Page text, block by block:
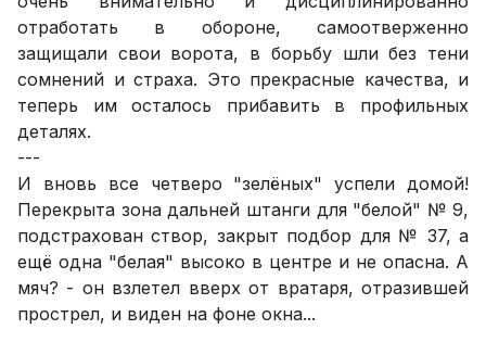
отработать в обороне, самоотверженно
защищали свои ворота, в борьбу шли без тени
сомнений и страха. Это прекрасные качества, и
теперь им осталось прибавить в профильных
деталях.
---
И вновь все четверо "зелёных" успели домой!
Перекрыта зона дальней штанги для "белой" № 9,
подстрахован створ, закрыт подбор для № 37, а
ещё одна "белая" высоко в центре и не опасна. А
мяч? - он взлетел вверх от вратаря, отразившей
прострел, и виден на фоне окна...